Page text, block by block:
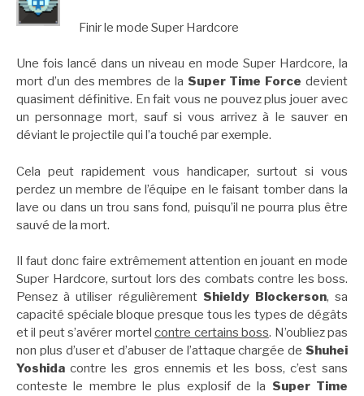
Finir le mode Super Hardcore
Une fois lancé dans un niveau en mode Super Hardcore, la
mort d’un des membres de la Super Time Force devient
quasiment définitive. En fait vous ne pouvez plus jouer avec
un personnage mort, sauf si vous arrivez à le sauver en
déviant le projectile qui l’a touché par exemple.
Cela peut rapidement vous handicaper, surtout si vous
perdez un membre de l’équipe en le faisant tomber dans la
lave ou dans un trou sans fond, puisqu’il ne pourra plus être
sauvé de la mort.
Il faut donc faire extrêmement attention en jouant en mode
Super Hardcore, surtout lors des combats contre les boss.
Pensez à utiliser régulièrement Shieldy Blockerson, sa
capacité spéciale bloque presque tous les types de dégâts
et il peut s’avérer mortelcontre certains boss. N’oubliez pas
non plus d’user et d’abuser de l’attaque chargée de Shuhei
Yoshida contre les gros ennemis et les boss, c’est sans
conteste le membre le plus explosif de la Super Time